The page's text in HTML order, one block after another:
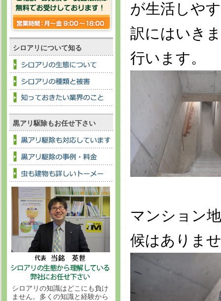
シロアリについて知る
黒アリ駆除もお任せ下さい
シロアリの知識はどこにも負け
ません。多くの知識と経験から
が生活しや
訳にはいき
行います。
マンション
候はありま